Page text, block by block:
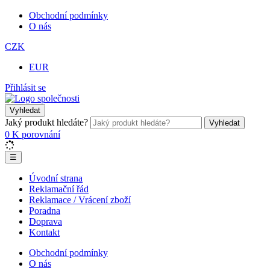
Obchodní podmínky
O nás
CZK
EUR
Přihlásit se
Vyhledat
Jaký produkt hledáte? Vyhledat
0 K porovnání
☰
Úvodní strana
Reklamační řád
Reklamace / Vrácení zboží
Poradna
Doprava
Kontakt
Obchodní podmínky
O nás